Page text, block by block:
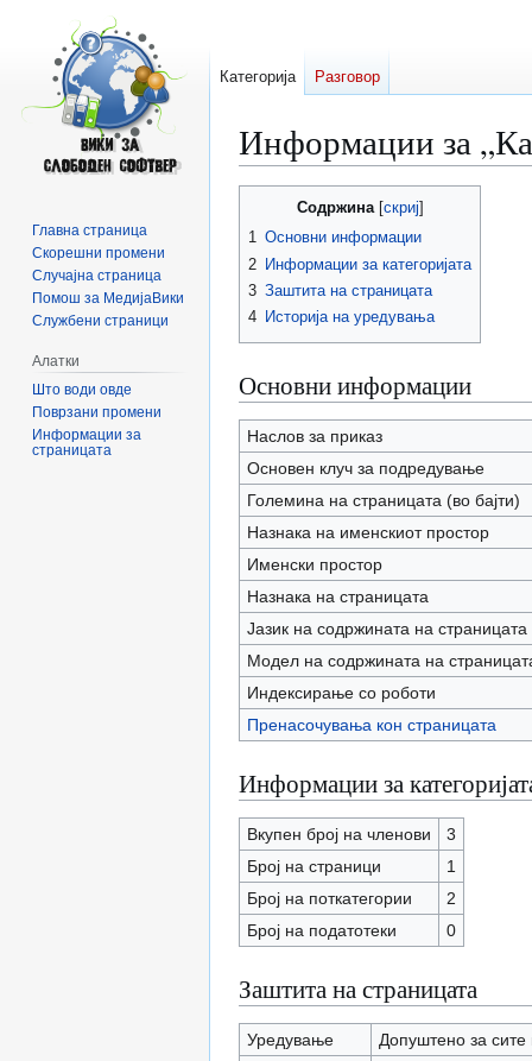
Информации за
пребарувањето
Содржина
1 Основни информации
2 Информации за категоријата
3 Заштита на страницата
4 Историја на уредувања
Основни информации
Наслов за приказ
Основен клуч за подредување
Големина на страницата (во бајти)
Назнака на именскиот простор
Именски простор
Назнака на страницата
Јазик на содржината на страницата
Модел на содржината на
Индексирање со роботи
Пренасочувања кон страницата
Информации за
Вкупен број на членови
3
Број на страници
1
Број на поткатегории
2
Број на податотеки
0
Заштита на страницата
Уредување
Допуштено за сите
Категорија Разговор
Главна страница
Скорешни промени
Случајна страница
Помош за МедијаВики
Службени страници
Алатки
Што води овде
Поврзани промени
Информации за
страницата